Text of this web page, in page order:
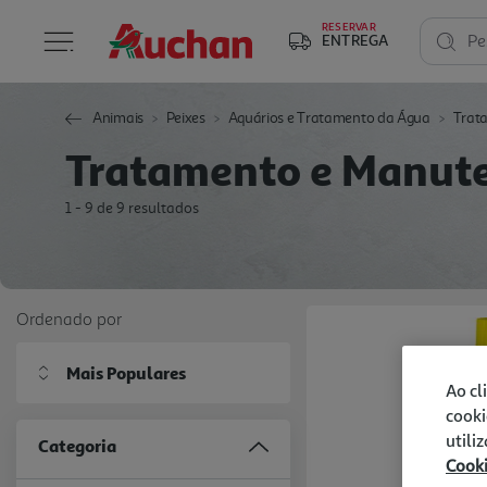
RESERVAR
ENTREGA
Animais Peixes Aquários e Tratamento da Água
Tratamento e
1 - 9 de 9 resultados
Ordenado por
Mais Populares
Categoria
Ao